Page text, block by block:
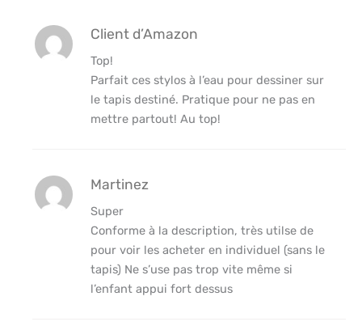
Client d’Amazon
Top!
Parfait ces stylos à l’eau pour dessiner sur
le tapis destiné. Pratique pour ne pas en
mettre partout! Au top!
Martinez
Super
Conforme à la description, très utilse de
pour voir les acheter en individuel (sans le
tapis) Ne s’use pas trop vite même si
l’enfant appui fort dessus